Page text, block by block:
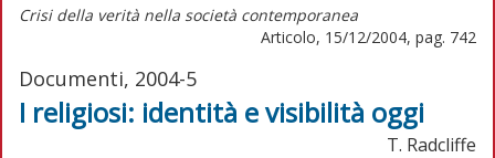
Crisi della verità nella società contemporanea
Articolo, 15/12/2004, pag. 742
Documenti, 2004-5
I religiosi: identità e visibilità oggi
T. Radcliffe